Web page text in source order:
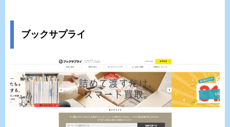
ブックサプライ